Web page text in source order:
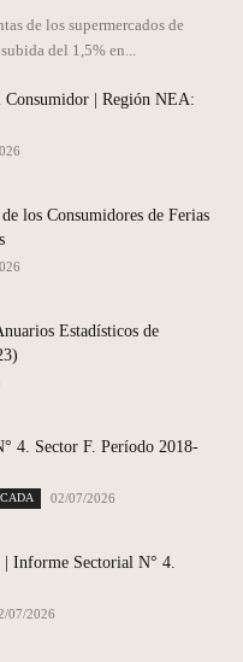
de los supermercados de
del 1,5% en...
Consumidor | Región NEA:
los Consumidores de Ferias
Estadísticos de
4. Sector F. Período 2018-
02/07/2026
| Informe Sectorial N° 4.
07/2026